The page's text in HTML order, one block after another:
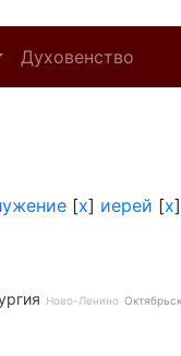
Духовенство
[x] иерей [x]
Ново-Ленино